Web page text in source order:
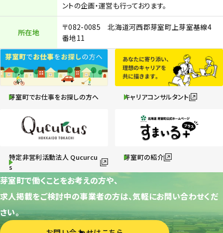
ントの企画・運営も行っております。
所在地
〒082-0085 北海道河西郡芽室町上芽室基線4
番地11
芽室町でお仕事をお探しの方へ キャリアコンサルタント
特定非営利活動法人 Qucurcu
s
芽室町の紹介
芽室町で働くことをお考えの方や、
求人掲載をご検討中の事業者の方は、気軽にお問い合わせくだ
さい。